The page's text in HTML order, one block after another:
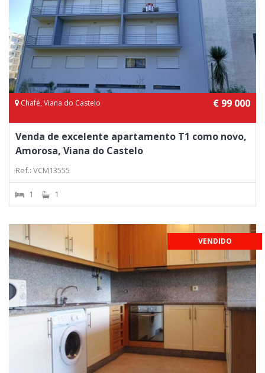
Chafé, Viana do Castelo € 99 000
Venda de excelente apartamento T1 como novo,
Amorosa, Viana do Castelo
Ref.: VCM13555
1 1
VENDIDO